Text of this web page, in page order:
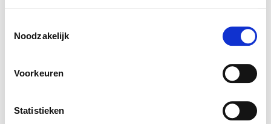
Noodzakelijk
Voorkeuren
Statistieken
Selecteer het onderwijs type